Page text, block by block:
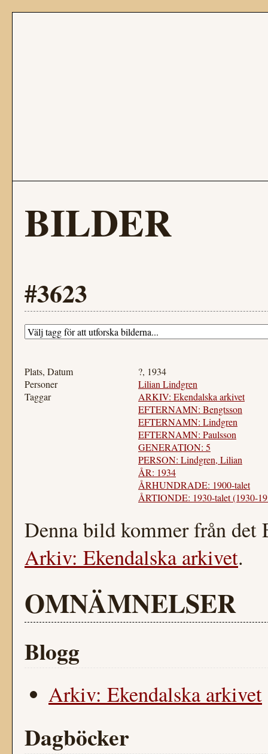
BILDER
#3623
Plats, Datum
?, 1934
Personer
Lilian Lindgren
Taggar
ARKIV: Ekendalska arkivet
EFTERNAMN: Bengtsson
EFTERNAMN: Lindgren
EFTERNAMN: Paulsson
GENERATION: 5
PERSON: Lindgren, Lilian
ÅR: 1934
ÅRHUNDRADE: 1900-talet
ÅRTIONDE: 1930-talet (1930-
Denna bild kommer från
Arkiv: Ekendalska arkivet.
OMNÄMNELSER
Blogg
Arkiv: Ekendalska arkivet
Dagböcker